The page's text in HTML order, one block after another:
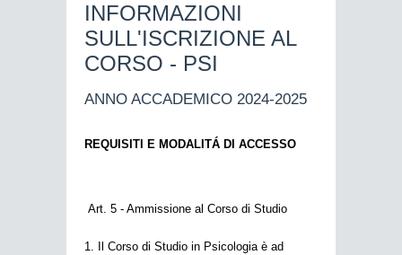
INFORMAZIONI
SULL'ISCRIZIONE AL
CORSO - PSI
ANNO ACCADEMICO 2024-2025
REQUISITI E MODALITÁ DI ACCESSO
Art. 5 - Ammissione al Corso di Studio
1. Il Corso di Studio in Psicologia è ad